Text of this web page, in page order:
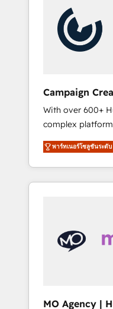
your team on
and implement
bring your
collaborative
supported over
HubSpot
training, and
and tested
ensure that you
experience
HubSpot or
Campaign
CRM Migration
With over 600+
complex
delivered, CC is
Partner for
replatform, and
in high-impact
turning
growth-ready
พาร์ทเนอร์โซลูชันระดั
MO Agency |